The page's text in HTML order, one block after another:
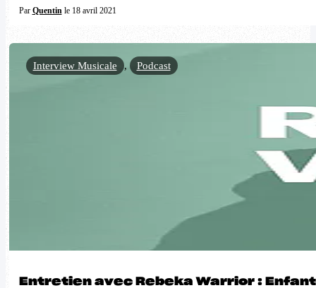
Par Quentinle 18 avril 2021
Entretien avec Rebeka Warrior :
Interview Musicale , Podcast